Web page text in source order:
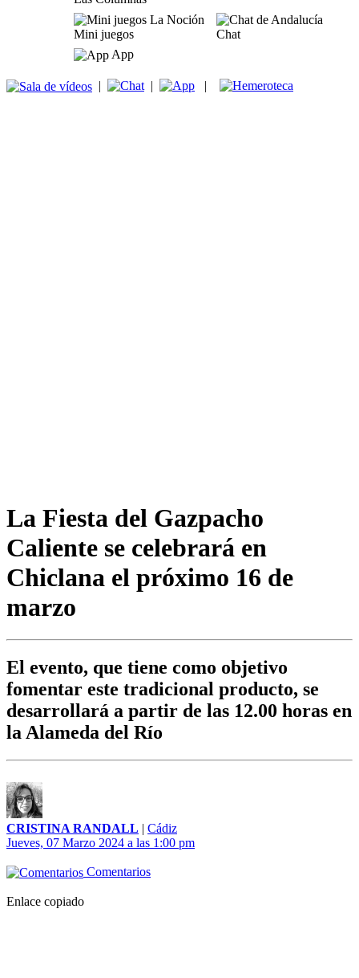
Mini juegos
Chat
App
| | |
La Fiesta del Gazpacho
Caliente se celebrará en
Chiclana el próximo 16 de
marzo
El evento, que tiene como objetivo
fomentar este tradicional producto, se
desarrollará a partir de las 12.00 horas en
la Alameda del Río
CRISTINA RANDALL | Cádiz
Jueves, 07 Marzo 2024 a las 1:00 pm
Comentarios
Enlace copiado